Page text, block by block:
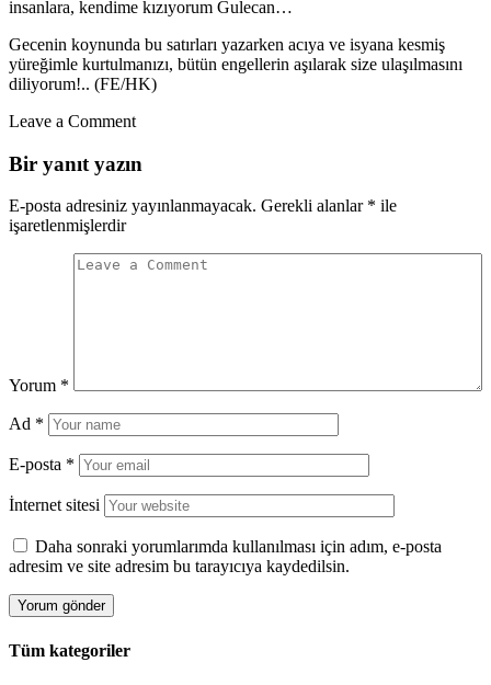
insanlara, kendime kızıyorum Gulecan…
Gecenin koynunda bu satırları yazarken acıya ve isyana kesmiş
yüreğimle kurtulmanızı, bütün engellerin aşılarak size ulaşılmasını
diliyorum!.. (FE/HK)
Leave a Comment
Bir yanıt yazın
E-posta adresiniz yayınlanmayacak. Gerekli alanlar * ile
işaretlenmişlerdir
Yorum *
Ad *
E-posta *
İnternet sitesi
Daha sonraki yorumlarımda kullanılması için adım, e-posta
adresim ve site adresim bu tarayıcıya kaydedilsin.
Tüm kategoriler